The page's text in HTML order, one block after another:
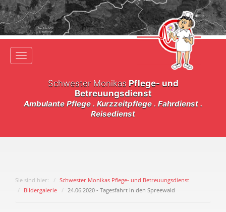
Toggle navigation
Schwester Monikas Pflege- und
Betreuungsdienst
Ambulante Pflege . Kurzzeitpflege . Fahrdienst .
Reisedienst
Sie sind hier:
Schwester Monikas Pflege- und Betreuungsdienst
Bildergalerie
24.06.2020 - Tagesfahrt in den Spreewald